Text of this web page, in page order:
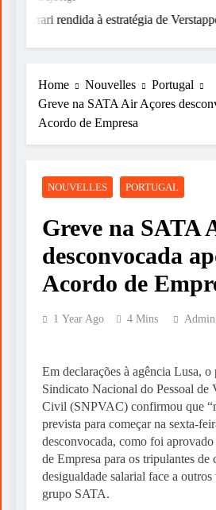
Ferrari rendida à estratégia de Verstappen
Home Nouvelles
Portugal
Greve na SATA Air Açores
Acordo de Empresa
NOUVELLES PORTUGAL
Greve na SATA
desconvocada
Acordo de
1 Year Ago 4 Mins Admin
Em declarações à agência Lusa, o
Sindicato Nacional do Pessoal de
Civil (SNPVAC) confirmou que
prevista para começar na sexta-
desconvocada, como foi
de Empresa para os tripulantes de
desigualdade salarial face a
grupo SATA.